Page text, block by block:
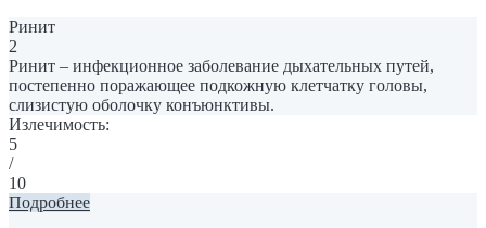
Ринит
2
Ринит – инфекционное заболевание дыхательных путей,
постепенно поражающее подкожную клетчатку головы,
слизистую оболочку конъюнктивы.
Излечимость:
5
/
10
Подробнее